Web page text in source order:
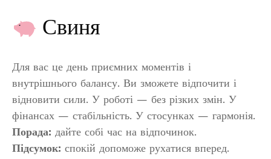
Свиня
Для вас це день приємних моментів і
внутрішнього балансу. Ви зможете відпочити і
відновити сили. У роботі — без різких змін. У
фінансах — стабільність. У стосунках — гармонія.
Порада: дайте собі час на відпочинок.
Підсумок: спокій допоможе рухатися вперед.